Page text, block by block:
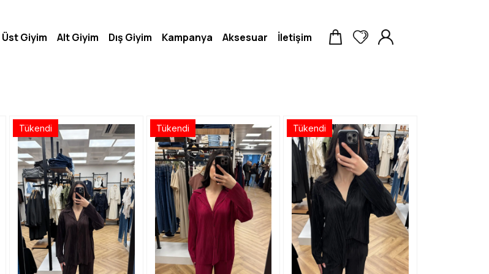
Tükendi Tükendi Tükendi
Üst Giyim Alt Giyim Dış Giyim Kampanya Aksesuar İletişim